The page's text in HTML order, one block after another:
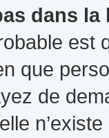
dans la
est
que
de